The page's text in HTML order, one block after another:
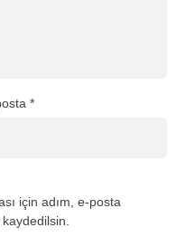
*
için adım, e-posta